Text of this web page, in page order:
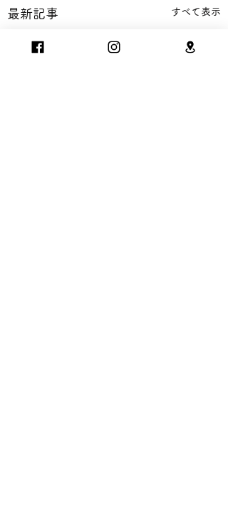
最新記事 すべて表示